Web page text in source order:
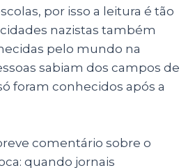
por isso a leitura é tão
nazistas também
pelo mundo na
sabiam dos campos de
foram conhecidos após a
comentário sobre o
quando jornais